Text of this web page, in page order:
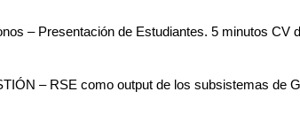
– Presentación de Estudiantes. 5 minutos CV
– RSE como output de los subsistemas de